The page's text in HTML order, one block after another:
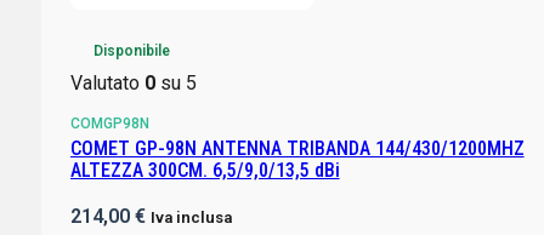
Disponibile
Valutato 0su 5
COMGP98N
COMET GP-98N ANTENNA TRIBANDA 144/430/1200MHZ
ALTEZZA 300CM. 6,5/9,0/13,5 dBi
214,00 € Iva inclusa